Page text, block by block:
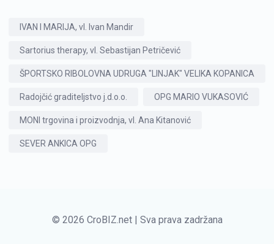
IVAN I MARIJA, vl. Ivan Mandir
Sartorius therapy, vl. Sebastijan Petričević
ŠPORTSKO RIBOLOVNA UDRUGA "LINJAK" VELIKA KOPANICA
Radojčić graditeljstvo j.d.o.o. OPG MARIO VUKASOVIĆ
MONI trgovina i proizvodnja, vl. Ana Kitanović
SEVER ANKICA OPG
© 2026 CroBIZ.net | Sva prava zadržana